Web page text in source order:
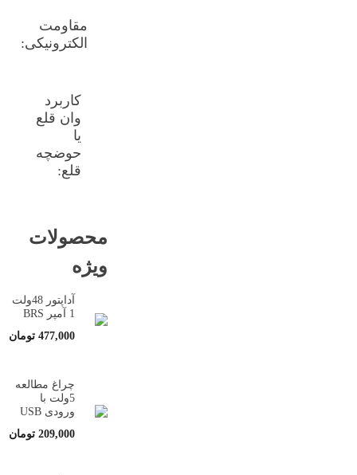
مقاومت
الکترونیکی:
کاربرد
وان قلع
یا
حوضچه
قلع:
محصولات
ویژه
آداپتور 48ولت
1 آمپر BRS
477,000 تومان
چراغ مطالعه
5ولت با
ورودی USB
209,000 تومان